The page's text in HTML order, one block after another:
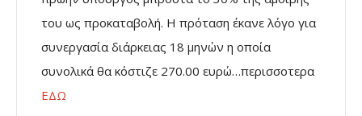
του ως προκαταβολή. Η πρόταση έκανε λόγο για
συνεργασία διάρκειας 18 μηνών η οποία
συνολικά θα κόστιζε 270.00 ευρώ…περισσοτερα
ΕΔΩ